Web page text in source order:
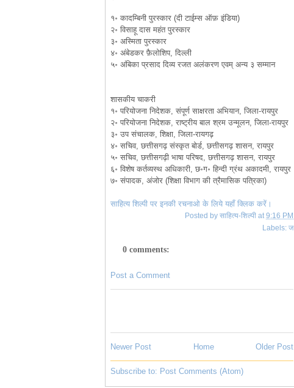
१॰ कादम्बिनी पुरस्कार (दी टाईम्स ऑफ़ इंडिया)
२॰ विसाहू दास महंत पुरस्कार
३॰ अस्मिता पुरस्कार
४॰ अंबेडकर फ़ैलोशिप, दिल्ली
५॰ अंबिका प्रसाद दिव्य रजत अलंकरण एवम् अन्य ३ सम्मान
शासकीय चाकरी
१॰ परियोजना निदेशक, संपूर्ण साक्षरता अभियान, जिला-रायपुर
२॰ परियोजना निदेशक, राष्ट्रीय बाल श्रम उन्मूलन, जिला-रायपुर
३॰ उप संचालक, शिक्षा, जिला-रायगढ़
४॰ सचिव, छत्तीसगढ़ संस्कृत बोर्ड, छत्तीसगढ़ शासन, रायपुर
५॰ सचिव, छत्तीसगढ़ी भाषा परिषद, छत्तीसगढ़ शासन, रायपुर
६॰ विशेष कर्तव्यस्थ अधिकारी, छ॰ग॰ हिन्दी ग्रंथ अकादमी, रायपुर
७॰ संपादक, अंजोर (शिक्षा विभाग की त्रैमासिक पत्रिका)
साहित्य शिल्पी पर इनकी रचनाओ के लिये यहाँ क्लिक करें।
Posted by साहित्य-शिल्पी at 9:16 PM
Labels: ज
0 comments:
Post a Comment
Newer Post Older Post
Home
Subscribe to: Post Comments (Atom)